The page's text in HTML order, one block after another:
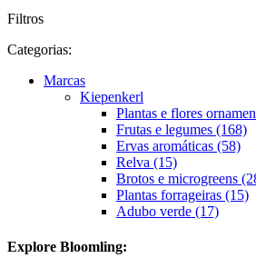
Filtros
Categorias:
Marcas
Kiepenkerl
Plantas e flores
Frutas e legumes (168)
Ervas aromáticas (58)
Relva (15)
Brotos e microgreens
Plantas forrageiras (15)
Adubo verde (17)
Explore Bloomling: